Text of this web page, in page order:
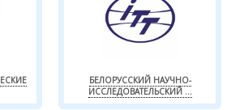
БЕЛОРУССКИЙ НАУЧНО-
ИССЛЕДОВАТЕЛЬСКИЙ ...